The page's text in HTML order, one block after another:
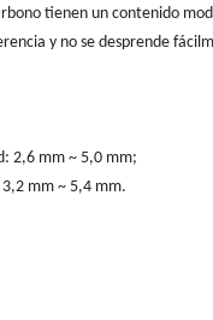
tienen un contenido
y no se desprende
2,6 mm ~ 5,0 mm;
mm ~ 5,4 mm.